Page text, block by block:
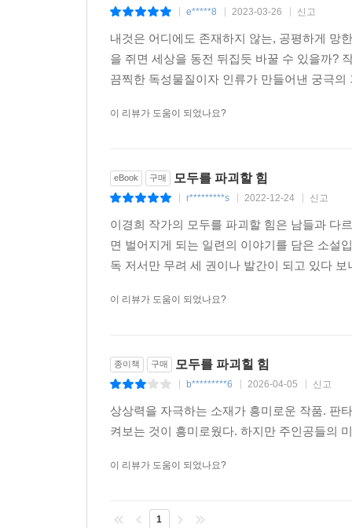
e*****8 2023-03-26 신고
내것은 어디에도 존재하지 않는, 공평하게 망
을 쥐면 세상을 동전 뒤집듯 바꿀 수 있을까?
끔찍한 독성물질이자 인류가 만들어낸 궁극
이 리뷰가 도움이 되었나요?
eBook 구매 모두를 파괴할 힘
r*********s 2022-12-24 신고
이경희 작가의 모두를 파괴할 힘은 남들과 다
면 벌어지게 되는 일련의 이야기를 담은 소설
독 저서만 무려 세 권이나 발간이 되고 있다
이 리뷰가 도움이 되었나요?
종이책 구매 모두를 파괴힐 힘
b*********6 2026-04-05 신고
상상력을 자극하는 소재가 흥미로운 작품. 판
켜보는 것이 흥미로웠다. 하지만 주인공들의
이 리뷰가 도움이 되었나요?
1